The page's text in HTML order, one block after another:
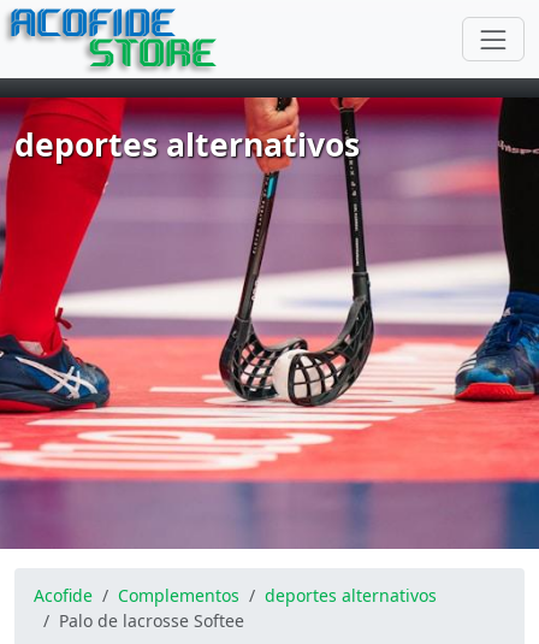
ACOFIDE
STORE
deportes alternativos
Acofide Complementos
deportes alternativos
Palo de lacrosse Softee